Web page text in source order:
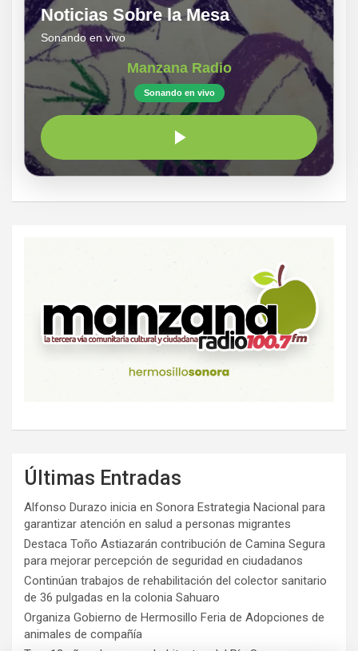
Noticias Sobre la Mesa
Sonando en vivo
Manzana Radio
Sonando en vivo
Últimas Entradas
Alfonso Durazo inicia en Sonora Estrategia Nacional para
garantizar atención en salud a personas migrantes
Destaca Toño Astiazarán contribución de Camina Segura
para mejorar percepción de seguridad en ciudadanos
Continúan trabajos de rehabilitación del colector sanitario
de 36 pulgadas en la colonia Sahuaro
Organiza Gobierno de Hermosillo Feria de Adopciones de
animales de compañía